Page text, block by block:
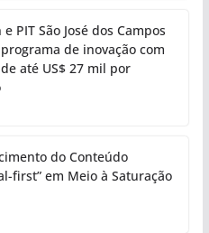
PIT São José dos Campos
de inovação com
até US$ 27 mil por
do Conteúdo
first” em Meio à Saturação